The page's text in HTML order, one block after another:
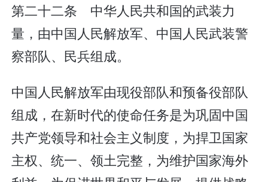
第二十二条 中华人民共和国的武装力
量，由中国人民解放军、中国人民武装警
察部队、民兵组成。
中国人民解放军由现役部队和预备役部队
组成，在新时代的使命任务是为巩固中国
共产党领导和社会主义制度，为捍卫国家
主权、统一、领土完整，为维护国家海外